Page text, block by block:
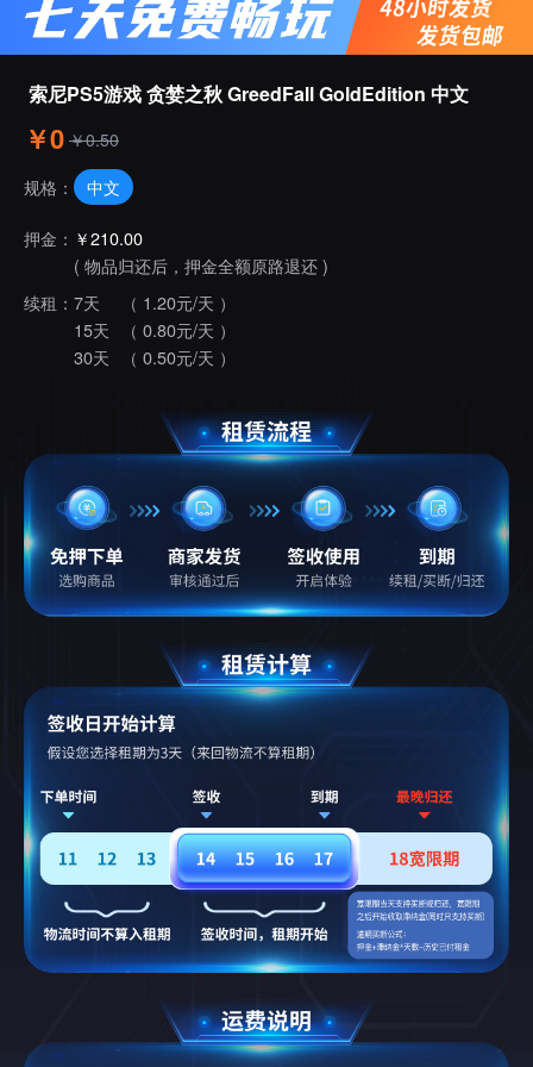
索尼PS5游戏 贪婪之秋 GreedFall GoldEdition 中文
￥0 ￥0.50
规格： 中文
押金： ￥210.00
( 物品归还后，押金全额原路退还 )
续租： 7天
（ 1.20元/天 ）
15天
（ 0.80元/天 ）
30天
（ 0.50元/天 ）